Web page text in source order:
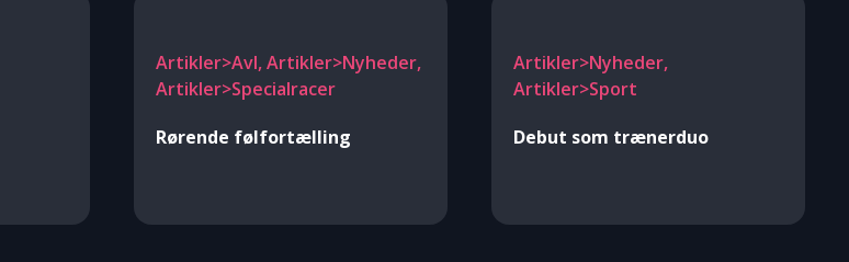
Artikler>Avl, Artikler>Nyheder,
Artikler>Specialracer
Rørende følfortælling
Artikler>Nyheder,
Artikler>Sport
Debut som trænerduo